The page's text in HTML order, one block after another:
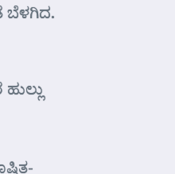
ಬೆಳಗಿದ.